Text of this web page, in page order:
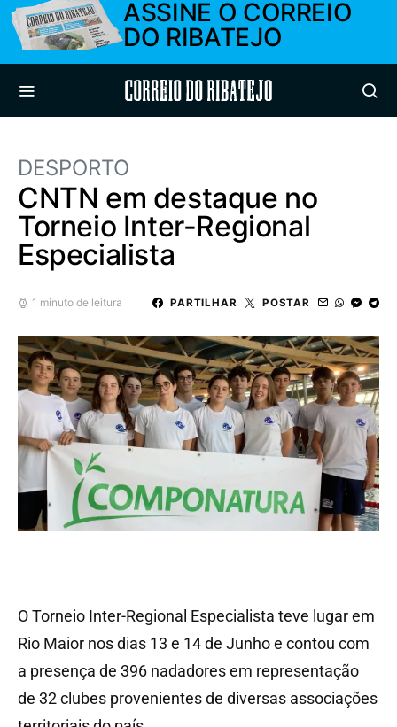
ASSINE O CORREIO
DO RIBATEJO
Correio do Ribatejo
DESPORTO
CNTN em destaque no
Torneio Inter-Regional
Especialista
1 minuto de leitura PARTILHAR POSTAR
O Torneio Inter-Regional Especialista teve lugar em
Rio Maior nos dias 13 e 14 de Junho e contou com
a presença de 396 nadadores em representação
de 32 clubes provenientes de diversas associações